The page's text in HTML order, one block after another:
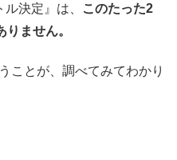
決定』は、
このたった2
ません。
ことが、調べてみてわかり